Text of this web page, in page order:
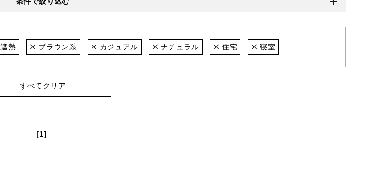
遮熱 ブラウン系 カジュアル ナチュラル 住宅 寝室
すべてクリア
[1]